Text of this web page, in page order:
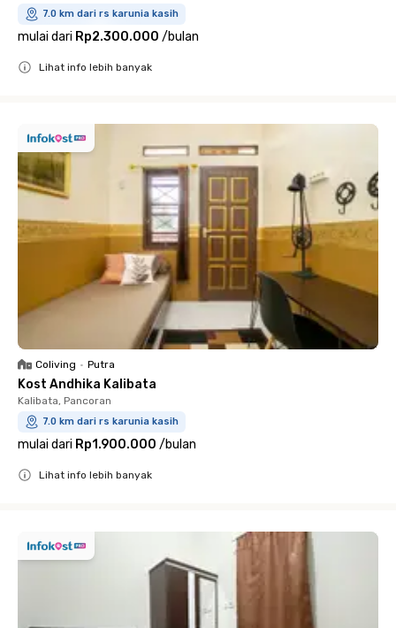
7.0 km dari rs karunia kasih
mulai dari Rp2.300.000 /bulan
Lihat info lebih banyak
Coliving • Putra
Kost Andhika Kalibata
Kalibata, Pancoran
7.0 km dari rs karunia kasih
mulai dari Rp1.900.000 /bulan
Lihat info lebih banyak